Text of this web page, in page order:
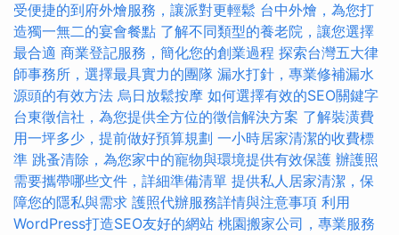
受便捷的到府外燴服務，讓派對更輕鬆 台中外燴，為您打
造獨一無二的宴會餐點 了解不同類型的養老院，讓您選擇
最合適 商業登記服務，簡化您的創業過程 探索台灣五大律
師事務所，選擇最具實力的團隊 漏水打針，專業修補漏水
源頭的有效方法 烏日放鬆按摩 如何選擇有效的SEO關鍵字
台東徵信社，為您提供全方位的徵信解決方案 了解裝潢費
用一坪多少，提前做好預算規劃 一小時居家清潔的收費標
準 跳蚤清除，為您家中的寵物與環境提供有效保護 辦護照
需要攜帶哪些文件，詳細準備清單 提供私人居家清潔，保
障您的隱私與需求 護照代辦服務詳情與注意事項 利用
WordPress打造SEO友好的網站 桃園搬家公司，專業服務